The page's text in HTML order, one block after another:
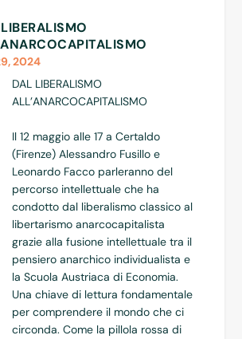
2024
DAL LIBERALISMO
ALL’ANARCOCAPITALISMO
Il 12 maggio alle 17 a Certaldo
(Firenze) Alessandro Fusillo e
Leonardo Facco parleranno del
percorso intellettuale che ha
condotto dal liberalismo classico al
libertarismo anarcocapitalista
grazie alla fusione intellettuale tra il
pensiero anarchico individualista e
la Scuola Austriaca di Economia.
Una chiave di lettura fondamentale
per comprendere il mondo che ci
circonda. Come la pillola rossa di